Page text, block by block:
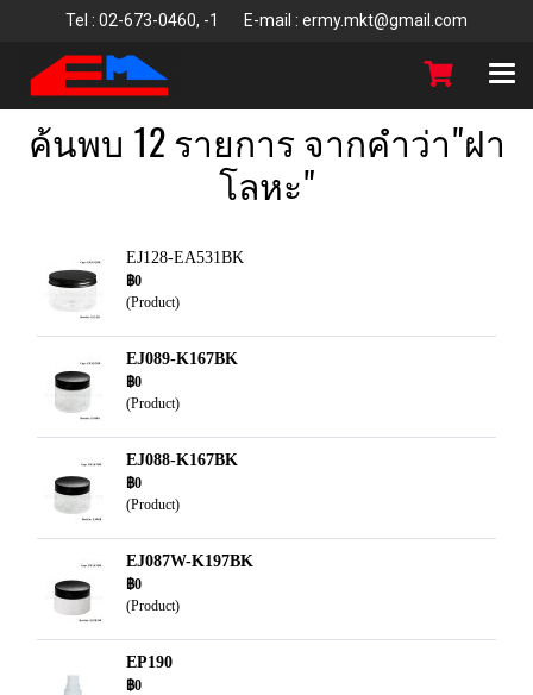
Tel : 02-673-0460, -1 E-mail : ermy.mkt@gmail.com
ค้นพบ 12 รายการ จากคำว่า"ฝา
โลหะ"
EJ128-EA531BK
฿0
(Product)
EJ089-K167BK
฿0
(Product)
EJ088-K167BK
฿0
(Product)
EJ087W-K197BK
฿0
(Product)
EP190
฿0